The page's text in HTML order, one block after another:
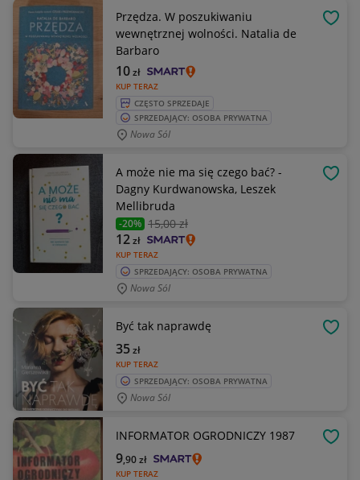
Przędza. W poszukiwaniu
wewnętrznej wolności. Natalia de
Barbaro
KUP TERAZ
10zł
CZĘSTO SPRZEDAJE
SPRZEDAJĄCY: OSOBA PRYWATNA
Nowa Sól
A może nie ma się czego bać? -
Dagny Kurdwanowska, Leszek
Mellibruda
-20% 15,00 zł
KUP TERAZ
12zł
SPRZEDAJĄCY: OSOBA PRYWATNA
Nowa Sól
Być tak naprawdę
KUP TERAZ
35zł
SPRZEDAJĄCY: OSOBA PRYWATNA
Nowa Sól
INFORMATOR OGRODNICZY 1987
KUP TERAZ
9,90zł